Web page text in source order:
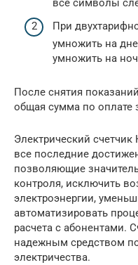
все символы
При
умножить на
умножить на
После снятия
общая сумма по оплате
Электрический
все последние
позволяющие
контроля, исключить
электроэнергии,
автоматизировать
расчета с абонентами.
надежным средством
электричества.